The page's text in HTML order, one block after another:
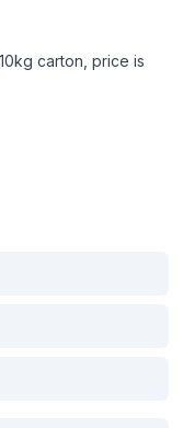
carton, price is